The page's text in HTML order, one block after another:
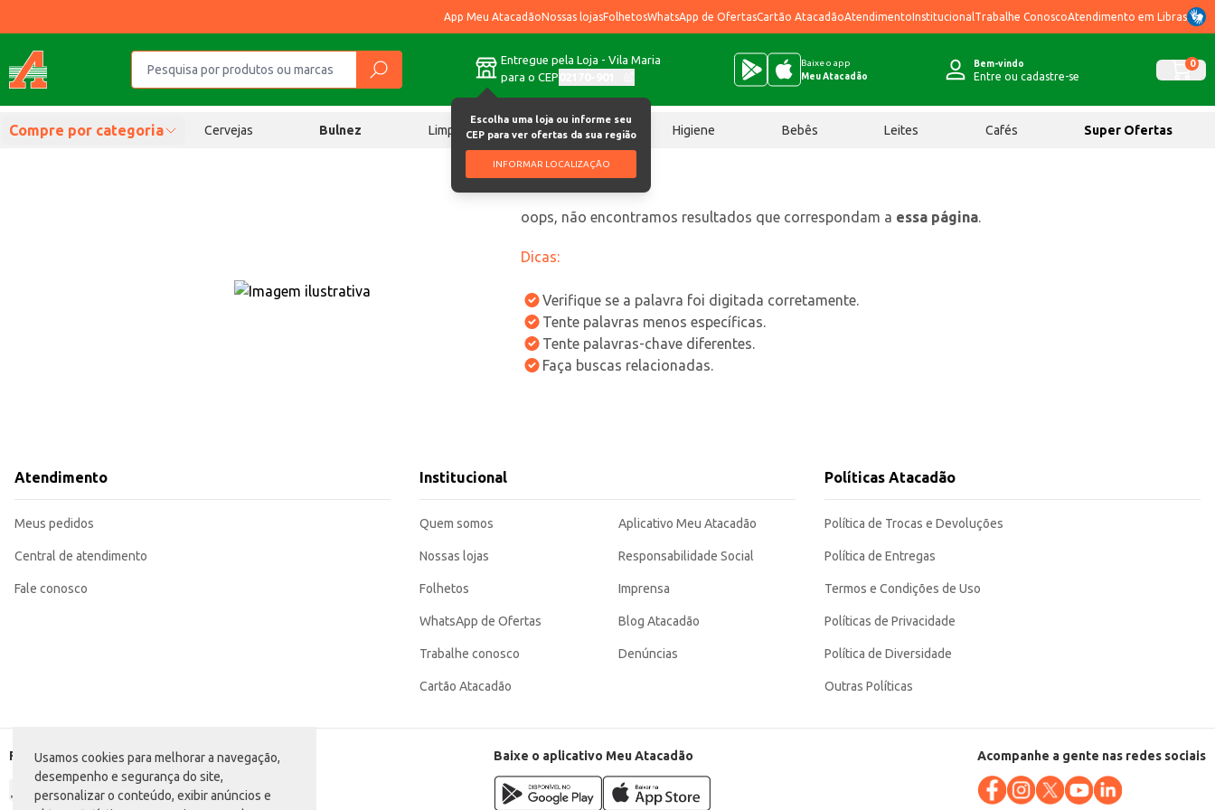
Usamos cookies para melhorar a navegação,
desempenho e segurança do site,
personalizar o conteúdo, exibir anúncios e
App Meu AtacadãoNossas lojasFolhetosWhatsApp de OfertasCartão AtacadãoAtendimentoInstitucional Trabalhe ConoscoAtendimento em Libras
Entregue pela Loja - Vila Maria
para o CEP
Escolha uma loja ou informe seu
CEP para ver ofertas da sua região
INFORMAR LOCALIZAÇÃO
Baixe o app
Meu Atacadão
Bem-vindo
Entre ou cadastre-se
0
Compre por categoria Cervejas Bulnez Limpeza Chocolates Higiene Bebês Leites Cafés Super Ofertas
oops, não encontramos resultados que correspondam a essa página.
Dicas:
Verifique se a palavra foi digitada corretamente.
Tente palavras menos específicas.
Tente palavras-chave diferentes.
Faça buscas relacionadas.
Atendimento
Meus pedidos
Central de atendimento
Fale conosco
Institucional
Quem somos
Nossas lojas
Folhetos
WhatsApp de Ofertas
Trabalhe conosco
Cartão Atacadão
Aplicativo Meu Atacadão
Responsabilidade Social
Imprensa
Blog Atacadão
Denúncias
Políticas Atacadão
Política de Trocas e Devoluções
Política de Entregas
Termos e Condições de Uso
Políticas de Privacidade
Política de Diversidade
Outras Políticas
Formas de pagamento Baixe o aplicativo Meu Atacadão Acompanhe a gente nas redes sociais